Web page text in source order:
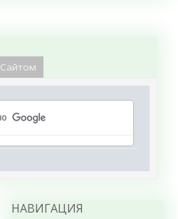
Сайтом
НАВИГАЦИЯ